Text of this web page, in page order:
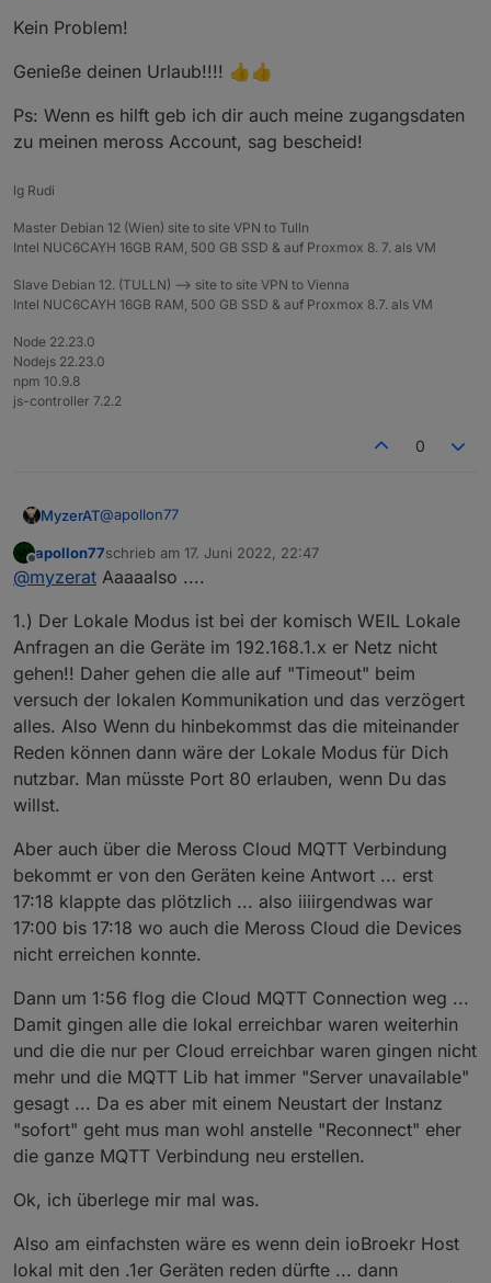
2022-06-10 20:28:46.521	info	Device:
2022-06-10 20:28:46.521	info	Device:
2022-06-10 20:28:46.520	info	Device:
meross.0
meross.0
2022-06-10 20:28:46.519	info	Device:
2022-06-10 20:28:46.519	info	Device:
meross.0
2022-06-10 20:28:46.518	info	Device:
2022-06-10 20:28:46.517	info	Device:
meross.0
meross.0
2022-06-10 20:28:46.515	info	Device:
2022-06-10 20:28:46.515	info	Device:
meross.0
meross.0
2022-06-10 20:28:46.513	info	Device:
meross.0
Kein Problem!
Genieße deinen Urlaub!!!! 👍👍
Ps: Wenn es hilft geb ich dir auch meine zugangsdaten
zu meinen meross Account, sag bescheid!
lg Rudi
Master Debian 12 (Wien) site to site VPN to Tulln
Intel NUC6CAYH 16GB RAM, 500 GB SSD & auf Proxmox 8. 7. als VM
Slave Debian 12. (TULLN) --> site to site VPN to Vienna
Intel NUC6CAYH 16GB RAM, 500 GB SSD & auf Proxmox 8.7. als VM
Node 22.23.0
Nodejs 22.23.0
npm 10.9.8
js-controller 7.2.2
0
MyzerAT@apollon77
sorry hat etwas länger gedauert!
am Sonntag habe ich wie gewünscht, die Instanz "mit
lokaler Verbindung zuerst" gestartet. Es dauert dann
laut logiobroker.2022-06-13.rar hat die Instanz dann
wurde und um ca. "2022-06-13 05:03:37.702" die
instanz mehrmals neu startete funktionierte sie
wieder!
hoffe das diese logs weiter helfen! DANKE
apollon77schrieb am 17. Juni 2022, 22:47
zuletzt editiert von
@myzerat Aaaaalso ....
1.) Der Lokale Modus ist bei der komisch WEIL Lokale
Anfragen an die Geräte im 192.168.1.x er Netz nicht
gehen!! Daher gehen die alle auf "Timeout" beim
versuch der lokalen Kommunikation und das verzögert
alles. Also Wenn du hinbekommst das die miteinander
Reden können dann wäre der Lokale Modus für Dich
nutzbar. Man müsste Port 80 erlauben, wenn Du das
willst.
Aber auch über die Meross Cloud MQTT Verbindung
bekommt er von den Geräten keine Antwort ... erst
17:18 klappte das plötzlich ... also iiiirgendwas war
17:00 bis 17:18 wo auch die Meross Cloud die Devices
nicht erreichen konnte.
Dann um 1:56 flog die Cloud MQTT Connection weg ...
Damit gingen alle die lokal erreichbar waren weiterhin
und die die nur per Cloud erreichbar waren gingen nicht
mehr und die MQTT Lib hat immer "Server unavailable"
gesagt ... Da es aber mit einem Neustart der Instanz
"sofort" geht mus man wohl anstelle "Reconnect" eher
die ganze MQTT Verbindung neu erstellen.
Ok, ich überlege mir mal was.
Also am einfachsten wäre es wenn dein ioBroekr Host
lokal mit den .1er Geräten reden dürfte ... dann